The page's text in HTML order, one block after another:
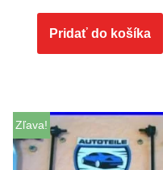
Pridať do košíka
Zľava!